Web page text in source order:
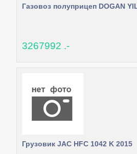
Газовоз полуприцеп DOGAN
3267992 .-
Грузовик JAC HFC 1042 K 2015